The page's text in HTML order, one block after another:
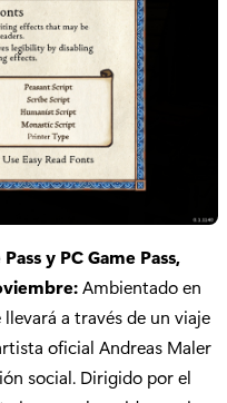
y PC Game Pass,
Ambientado en
a través de un viaje
oficial Andreas Maler
social. Dirigido por el